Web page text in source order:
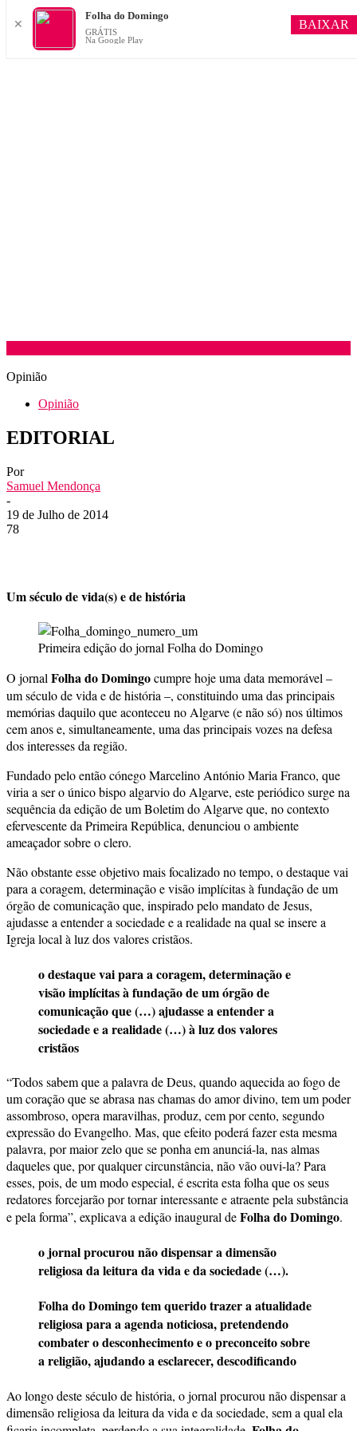
Opinião
Opinião
EDITORIAL
Por
Samuel Mendonça
-
19 de Julho de 2014
78
Um século de vida(s) e de história
Primeira edição do jornal Folha do Domingo
O jornalFolha do Domingocumpre hoje uma data memorável –
um século de vida e de história –, constituindo uma das principais
memórias daquilo que aconteceu no Algarve (e não só) nos últimos
cem anos e, simultaneamente, uma das principais vozes na defesa
dos interesses da região.
Fundado pelo então cónego Marcelino António Maria Franco, que
viria a ser o único bispo algarvio do Algarve, este periódico surge na
sequência da edição de um Boletim do Algarve que, no contexto
efervescente da Primeira República, denunciou o ambiente
ameaçador sobre o clero.
Não obstante esse objetivo mais focalizado no tempo, o destaque vai
para a coragem, determinação e visão implícitas à fundação de um
órgão de comunicação que, inspirado pelo mandato de Jesus,
ajudasse a entender a sociedade e a realidade na qual se insere a
Igreja local à luz dos valores cristãos.
o destaque vai para a coragem, determinação e
visão implícitas à fundação de um órgão de
comunicação que (…) ajudasse a entender a
sociedade e a realidade (…) à luz dos valores
cristãos
“Todos sabem que a palavra de Deus, quando aquecida ao fogo de
um coração que se abrasa nas chamas do amor divino, tem um poder
assombroso, opera maravilhas, produz, cem por cento, segundo
expressão do Evangelho. Mas, que efeito poderá fazer esta mesma
palavra, por maior zelo que se ponha em anunciá-la, nas almas
daqueles que, por qualquer circunstância, não vão ouvi-la? Para
esses, pois, de um modo especial, é escrita esta folha que os seus
redatores forcejarão por tornar interessante e atraente pela substância
e pela forma”, explicava a edição inaugural deFolha do Domingo.
o jornal procurou não dispensar a dimensão
religiosa da leitura da vida e da sociedade (…).
Folha do Domingo tem querido trazer a atualidade
religiosa para a agenda noticiosa, pretendendo
combater o desconhecimento e o preconceito sobre
a religião, ajudando a esclarecer, descodificando
Ao longo deste século de história, o jornal procurou não dispensar a
dimensão religiosa da leitura da vida e da sociedade, sem a qual ela
✕
Folha do Domingo
GRÁTIS
Na Google Play
BAIXAR